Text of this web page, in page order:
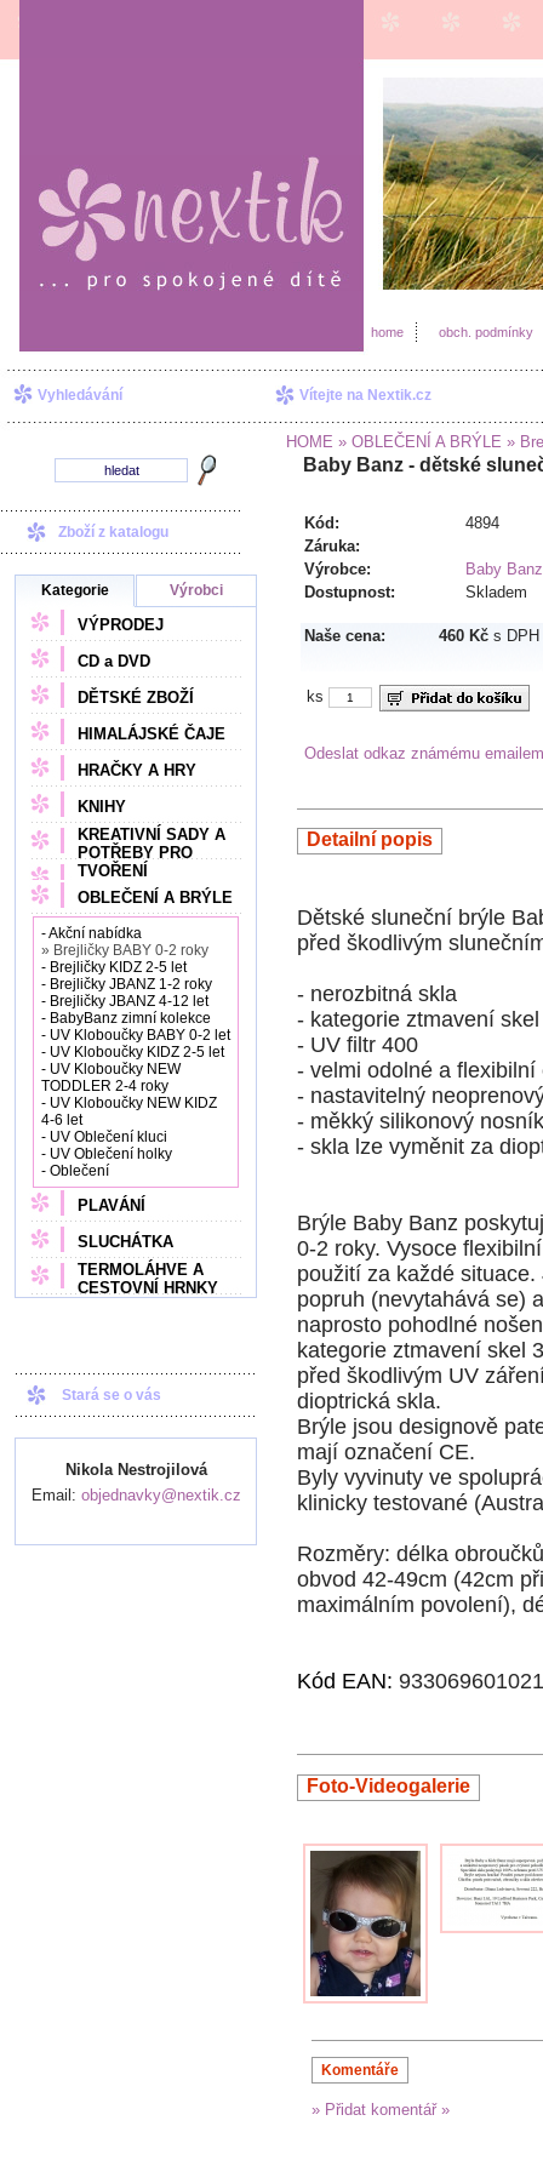
home obch. podmínky
Vyhledávání Vítejte na Nextik.cz
Zboží z katalogu
Kategorie Výrobci
VÝPRODEJ
CD a DVD
DĚTSKÉ ZBOŽÍ
HIMALÁJSKÉ ČAJE
HRAČKY A HRY
KNIHY
KREATIVNÍ SADY A
POTŘEBY PRO
TVOŘENÍ
OBLEČENÍ A BRÝLE
- Akční nabídka
» Brejličky BABY 0-2 roky
- Brejličky KIDZ 2-5 let
- Brejličky JBANZ 1-2 roky
- Brejličky JBANZ 4-12 let
- BabyBanz zimní kolekce
- UV Kloboučky BABY 0-2 let
- UV Kloboučky KIDZ 2-5 let
- UV Kloboučky NEW
TODDLER 2-4 roky
- UV Kloboučky NEW KIDZ
4-6 let
- UV Oblečení kluci
- UV Oblečení holky
- Oblečení
PLAVÁNÍ
SLUCHÁTKA
TERMOLÁHVE A
CESTOVNÍ HRNKY
Stará se o vás
Nikola Nestrojilová
Email: objednavky@nextik.cz
HOME » OBLEČENÍ A BRÝLE »
Baby Banz - dětské
Kód:
4894
Záruka:
Výrobce:
Baby Banz
Dostupnost:
Skladem
Naše cena: 460 Kč s DPH
ks
Odeslat odkaz známému emailem
Detailní popis
Dětské sluneční brýle
před škodlivým
- nerozbitná skla
- kategorie ztmavení
- UV filtr 400
- velmi odolné a
- nastavitelný
- měkký silikonový nosník
- skla lze vyměnit za
Brýle Baby Banz
0-2 roky. Vysoce
použití za každé
popruh (nevytahává se)
naprosto pohodlné
kategorie ztmavení skel
před škodlivým UV
dioptrická skla.
Brýle jsou designově
mají označení CE.
Byly vyvinuty ve
klinicky testované
Rozměry: délka
obvod 42-49cm (42cm
maximálním povolení),
Kód EAN:
Foto-Videogalerie
Komentáře
» Přidat komentář »